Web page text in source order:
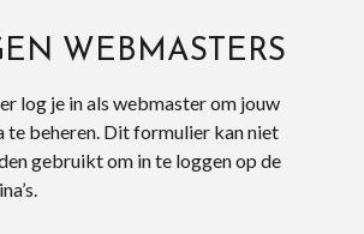
WEBMASTERS
log je in als webmaster om jouw
te beheren. Dit formulier kan niet
gebruikt om in te loggen op de